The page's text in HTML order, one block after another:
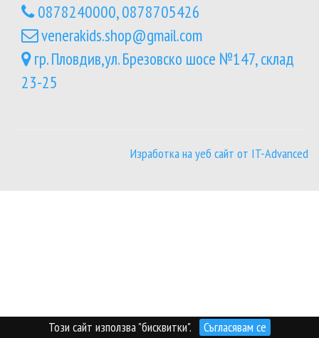
Този сайт използва "бисквитки". Съгласявам се
0878240000, 0878705426
venerakids.shop@gmail.com
гр. Пловдив,ул. Брезовско шосе №147, склад
23-25
Изработка на уеб сайт от IT-Advanced